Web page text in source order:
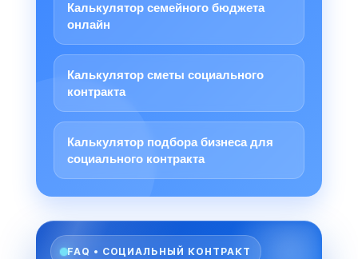
Калькулятор семейного бюджета
онлайн
Калькулятор сметы социального
контракта
Калькулятор подбора бизнеса для
социального контракта
FAQ • СОЦИАЛЬНЫЙ КОНТРАКТ